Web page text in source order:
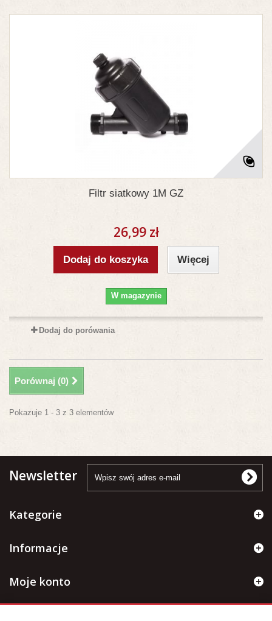
Filtr siatkowy 1M GZ
26,99 zł
Dodaj do koszyka Więcej
W magazynie
Dodaj do porówania
Porównaj (0)
Pokazuje 1 - 3 z 3 elementów
Newsletter
Kategorie
Informacje
Moje konto